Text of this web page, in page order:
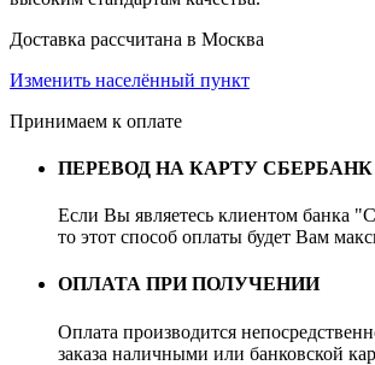
Доставка рассчитана в Москва
Изменить населённый пункт
Принимаем к оплате
ПЕРЕВОД НА КАРТУ СБЕРБАНК
Если Вы являетесь клиентом банка
то этот способ оплаты будет Вам
ОПЛАТА ПРИ ПОЛУЧЕНИИ
Оплата производится
заказа наличными или банковской